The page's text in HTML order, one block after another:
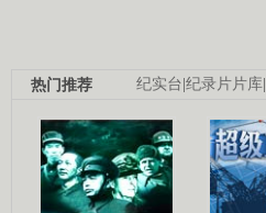
纪实台|纪录片片库|
热门推荐